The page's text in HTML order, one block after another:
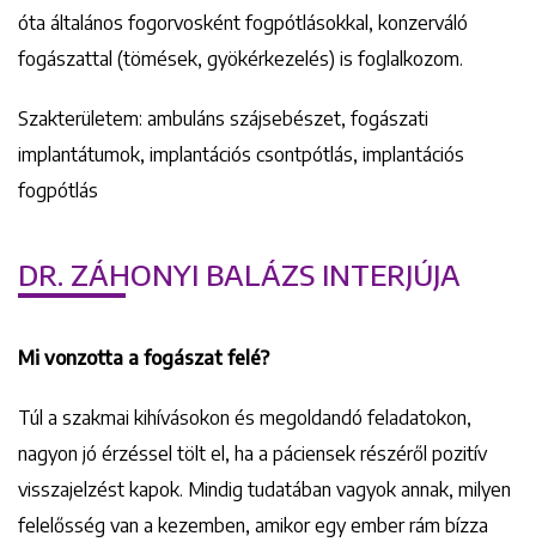
óta általános fogorvosként fogpótlásokkal, konzerváló
fogászattal (tömések, gyökérkezelés) is foglalkozom.
Szakterületem: ambuláns szájsebészet, fogászati
implantátumok, implantációs csontpótlás, implantációs
fogpótlás
DR. ZÁHONYI BALÁZS INTERJÚJA
Mi vonzotta a fogászat felé?
Túl a szakmai kihívásokon és megoldandó feladatokon,
nagyon jó érzéssel tölt el, ha a páciensek részéről pozitív
visszajelzést kapok. Mindig tudatában vagyok annak, milyen
felelősség van a kezemben, amikor egy ember rám bízza